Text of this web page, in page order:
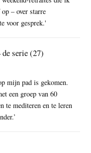
– over starre
voor gesprek.'
de serie (27)
mijn pad is gekomen.
een groep van 60
te mediteren en te leren